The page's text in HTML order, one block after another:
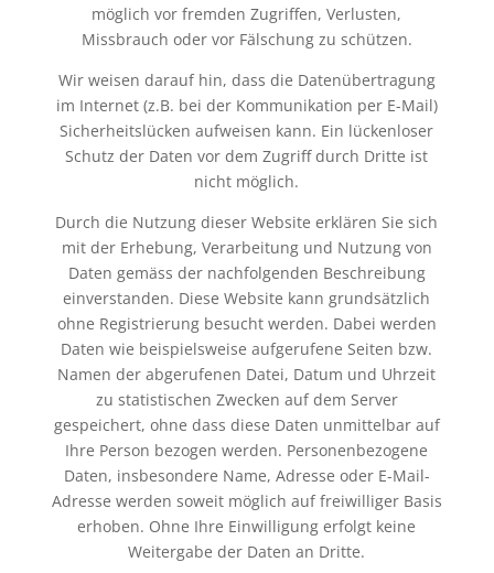
möglich vor fremden Zugriffen, Verlusten,
Missbrauch oder vor Fälschung zu schützen.
Wir weisen darauf hin, dass die Datenübertragung
im Internet (z.B. bei der Kommunikation per E-Mail)
Sicherheitslücken aufweisen kann. Ein lückenloser
Schutz der Daten vor dem Zugriff durch Dritte ist
nicht möglich.
Durch die Nutzung dieser Website erklären Sie sich
mit der Erhebung, Verarbeitung und Nutzung von
Daten gemäss der nachfolgenden Beschreibung
einverstanden. Diese Website kann grundsätzlich
ohne Registrierung besucht werden. Dabei werden
Daten wie beispielsweise aufgerufene Seiten bzw.
Namen der abgerufenen Datei, Datum und Uhrzeit
zu statistischen Zwecken auf dem Server
gespeichert, ohne dass diese Daten unmittelbar auf
Ihre Person bezogen werden. Personenbezogene
Daten, insbesondere Name, Adresse oder E-Mail-
Adresse werden soweit möglich auf freiwilliger Basis
erhoben. Ohne Ihre Einwilligung erfolgt keine
Weitergabe der Daten an Dritte.